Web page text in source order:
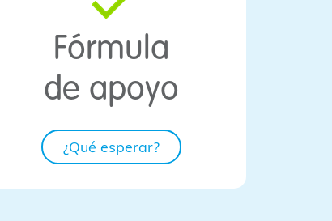
Fórmula
de apoyo
¿Qué esperar?